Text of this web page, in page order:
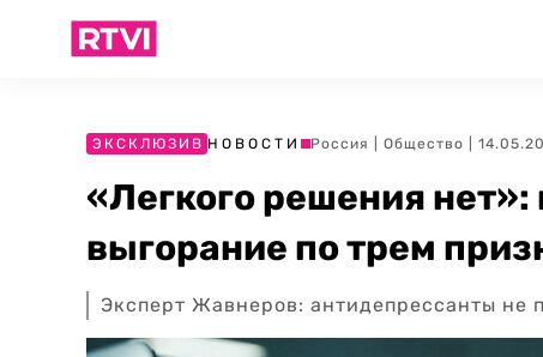
ЭКСКЛЮЗИВ НОВОСТИ Россия Общество |
«Легкого решения нет»:
выгорание по трем
Эксперт Жавнеров: антидепрессанты не